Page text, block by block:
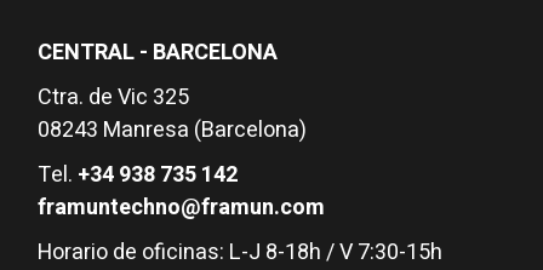
CENTRAL - BARCELONA
Ctra. de Vic 325
08243 Manresa (Barcelona)
Tel. +34 938 735 142
framuntechno@framun.com
Horario de oficinas: L-J 8-18h / V 7:30-15h